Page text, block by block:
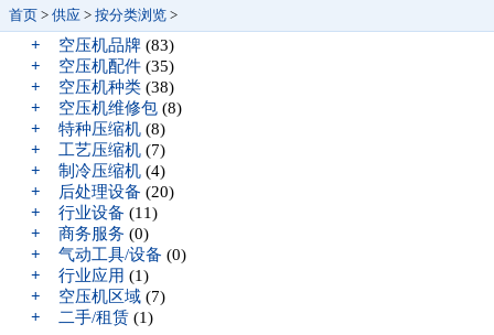
首页 > 供应 > 按分类浏览 >
+ 空压机品牌 (83)
+
空压机配件 (35)
+
空压机种类 (38)
+
空压机维修包 (8)
+
特种压缩机 (8)
+
工艺压缩机 (7)
+
制冷压缩机 (4)
+
后处理设备 (20)
+
行业设备 (11)
+
商务服务 (0)
+
气动工具/设备 (0)
+
行业应用 (1)
+
空压机区域 (7)
+
二手/租赁 (1)